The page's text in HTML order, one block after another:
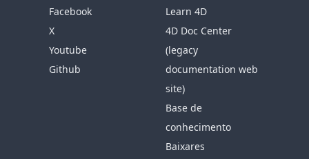
Facebook
X
Youtube
Github
Learn 4D
4D Doc Center
(legacy
documentation web
site)
Base de
conhecimento
Baixares